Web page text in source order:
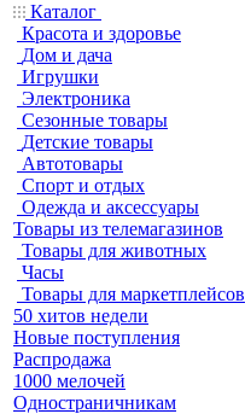
Каталог
Красота и здоровье
Дом и дача
Игрушки
Электроника
Сезонные товары
Детские товары
Автотовары
Спорт и отдых
Одежда и аксессуары
Товары из телемагазинов
Товары для животных
Часы
Товары для маркетплейсов
50 хитов недели
Новые поступления
Распродажа
1000 мелочей
Одностраничникам